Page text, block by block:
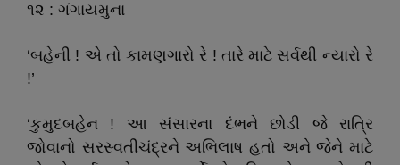
૧૨ : ગંગાયમુના
‘બહેની ! એ તો કામણગારો રે ! તારે માટે સર્વથી ન્યારો રે
!’
‘કુમુદબહેન ! આ સંસારના દંભને છોડી જે રાત્રિ
જોવાનો સરસ્વતીચંદ્રને અભિલાષ હતો અને જેને માટે